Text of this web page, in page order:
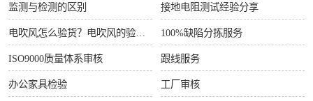
监测与检测的区别 接地电阻测试经验分享
100%缺陷分拣服务
ISO9000质量体系审核 跟线服务
办公家具检验 工厂审核